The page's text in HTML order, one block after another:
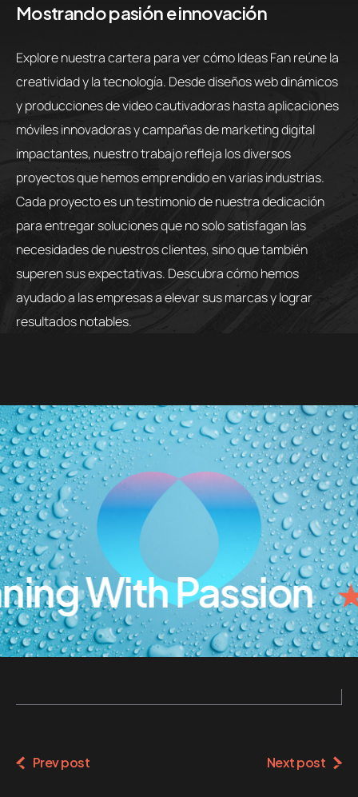
Mostrando pasión e innovación
Explore nuestra cartera para ver cómo Ideas Fan reúne la
creatividad y la tecnología. Desde diseños web dinámicos
y producciones de video cautivadoras hasta aplicaciones
móviles innovadoras y campañas de marketing digital
impactantes, nuestro trabajo refleja los diversos
proyectos que hemos emprendido en varias industrias.
Cada proyecto es un testimonio de nuestra dedicación
para entregar soluciones que no solo satisfagan las
necesidades de nuestros clientes, sino que también
superen sus expectativas. Descubra cómo hemos
ayudado a las empresas a elevar sus marcas y lograr
resultados notables.
With Passion
Prev post Next post